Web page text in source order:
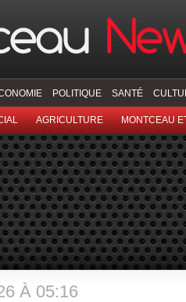
POLITIQUE SANTÉ
AGRICULTURE MONTCEAU
À 05:16